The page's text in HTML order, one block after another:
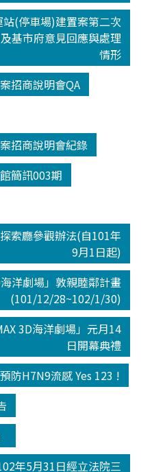
(停車場)建置案第二次
基市府意見回應與處理
情形
招商說明會QA
招商說明會紀錄
簡訊003期
索廳參觀辦法(自101年
9月1日起)
洋劇場」敦親睦鄰計畫
(101/12/28~102/1/30)
3D海洋劇場」元月14
日開幕典禮
預防H7N9流感 Yes 123 !
年5月31日經立法院三